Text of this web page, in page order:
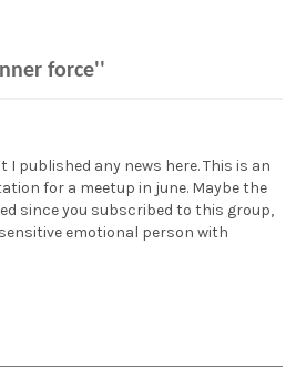
force''
published any news here. This is an
for a meetup in june. Maybe the
since you subscribed to this group,
emotional person with